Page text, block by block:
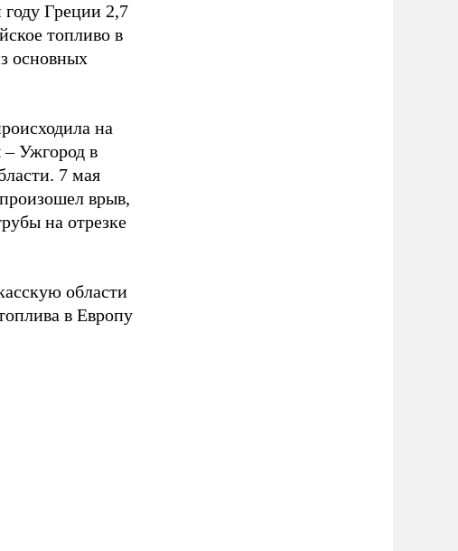
Греции 2,7
топливо в
основных
на
– Ужгород в
7 мая
произошел врыв,
на отрезке
области
в Европу